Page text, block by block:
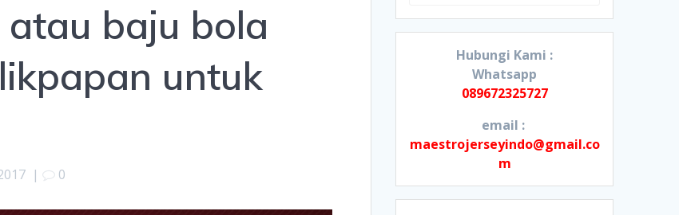
baju bola
untuk
| 0
Hubungi Kami :
Whatsapp
089672325727
email :
maestrojerseyindo@gmail.co
m